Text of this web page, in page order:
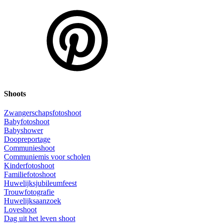
Shoots
Zwangerschapsfotoshoot
Babyfotoshoot
Babyshower
Doopreportage
Communieshoot
Communiemis voor scholen
Kinderfotoshoot
Familiefotoshoot
Huwelijksjubileumfeest
Trouwfotografie
Huwelijksaanzoek
Loveshoot
Dag uit het leven shoot